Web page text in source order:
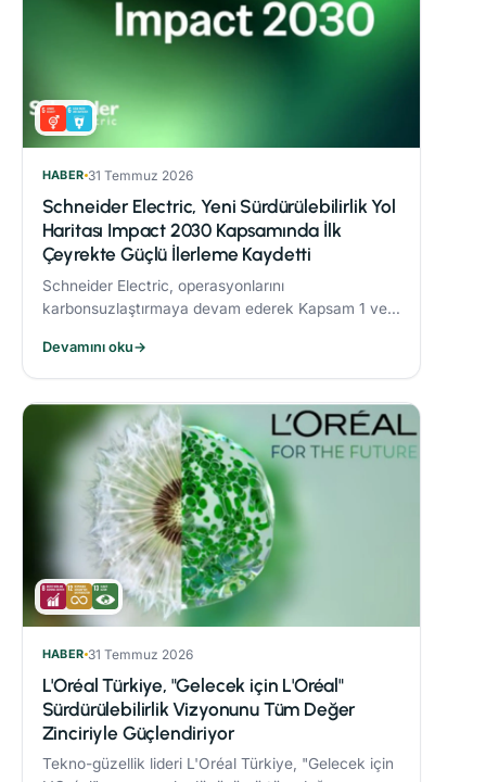
HABER 31 Temmuz 2026
Schneider Electric, Yeni Sürdürülebilirlik Yol
Haritası Impact 2030 Kapsamında İlk
Çeyrekte Güçlü İlerleme Kaydetti
Schneider Electric, operasyonlarını
karbonsuzlaştırmaya devam ederek Kapsam 1 ve 2
azalttı.
Devamını oku→
HABER 31 Temmuz 2026
L'Oréal Türkiye, "Gelecek için L'Oréal"
Sürdürülebilirlik Vizyonunu Tüm Değer
Zinciriyle Güçlendiriyor
Tekno-güzellik lideri L'Oréal Türkiye, "Gelecek için